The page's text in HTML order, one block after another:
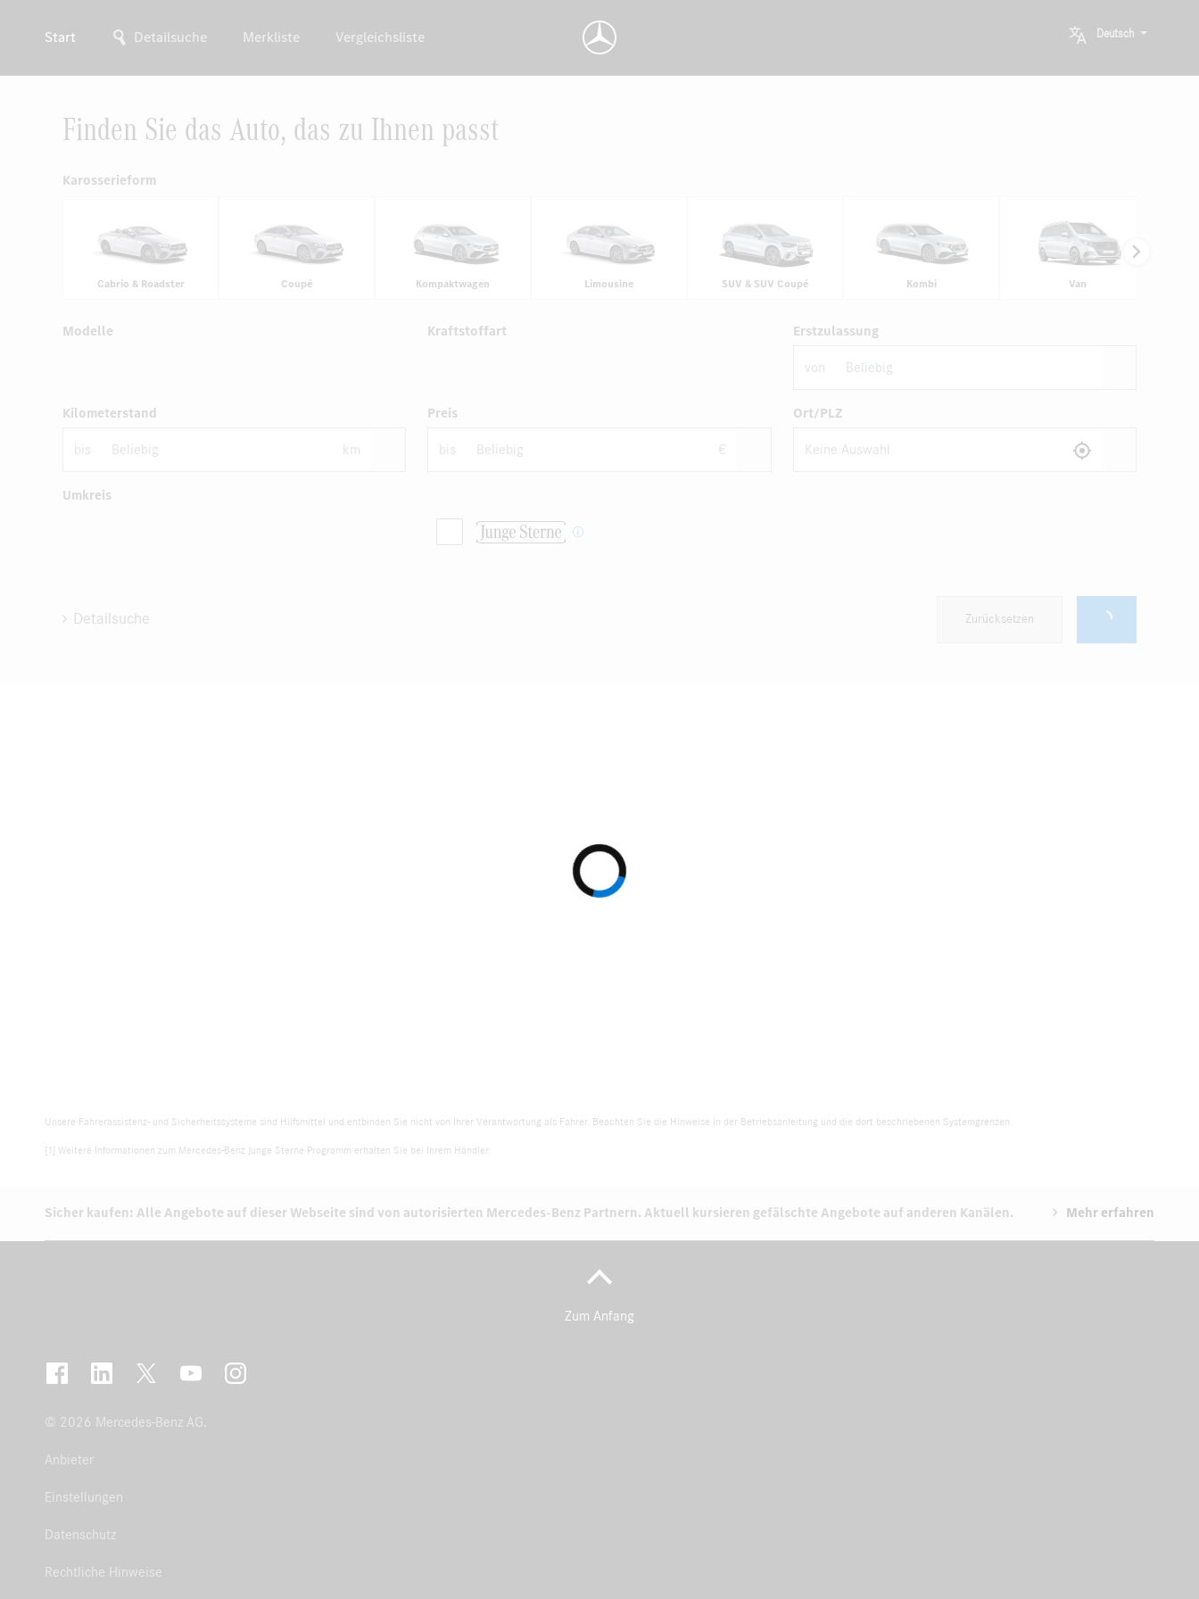
Start Detailsuche Merkliste Vergleichsliste Deutsch
Finden Sie das Auto, das zu Ihnen passt
Karosserieform
Cabrio & Roadster Coupé Kompaktwagen Limousine SUV & SUV Coupé Kombi Van
Modelle Kraftstoffart Erstzulassung
von
Kilometerstand
bis km
Preis
bis €
Ort/PLZ
Umkreis
Detailsuche Zurücksetzen
Unsere Fahrerassistenz- und Sicherheitssysteme sind Hilfsmittel und entbinden Sie nicht von Ihrer Verantwortung als Fahrer. Beachten Sie die Hinweise in der Betriebsanleitung und die dort beschriebenen Systemgrenzen.
[1] Weitere Informationen zum Mercedes-Benz Junge Sterne Programm erhalten Sie bei Ihrem Händler.
Sicher kaufen: Alle Angebote auf dieser Webseite sind von autorisierten Mercedes-Benz Partnern. Aktuell kursieren gefälschte Angebote auf anderen Kanälen. Mehr erfahren
Zum Anfang
© 2026 Mercedes-Benz AG.
Anbieter
Einstellungen
Datenschutz
Rechtliche Hinweise